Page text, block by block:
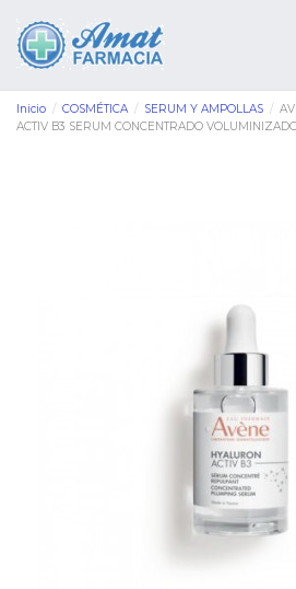
Inicio COSMÉTICA SERUM Y AMPOLLAS
ACTIV B3 SERUM CONCENTRADO